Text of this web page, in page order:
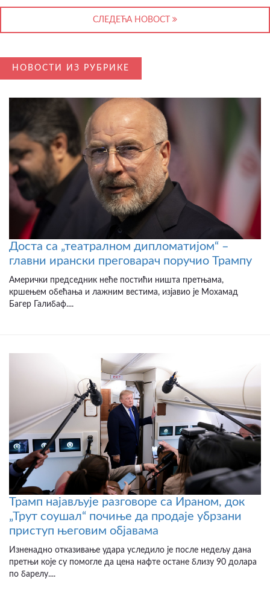
СЛЕДЕЋА НОВОСТ
НОВОСТИ ИЗ РУБРИКЕ
Доста са „театралном дипломатијом“ –
главни ирански преговарач поручио Трампу
Амерички председник неће постићи ништа претњама,
кршењем обећања и лажним вестима, изјавио је Мохамад
Багер Галибаф....
Трамп најављује разговоре са Ираном, док
„Трут соушал“ почиње да продаје убрзани
приступ његовим објавама
Изненадно отказивање удара уследило је после недељу дана
претњи које су помогле да цена нафте остане близу 90 долара
по барелу....